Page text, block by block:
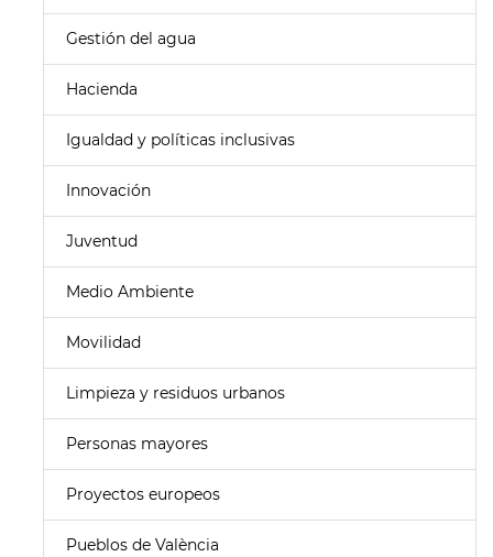
Gestión del agua
Hacienda
Igualdad y políticas inclusivas
Innovación
Juventud
Medio Ambiente
Movilidad
Limpieza y residuos urbanos
Personas mayores
Proyectos europeos
Pueblos de València